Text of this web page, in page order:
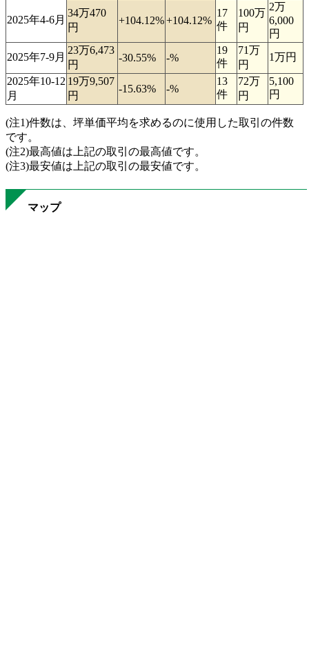
2025年4-6月
34万470
円
+104.12%+104.12%
17
件
100万
円
2万
6,000
円
2025年7-9月
23万6,473
円
-30.55% -%
19
件
71万
円
1万円
2025年10-12
月
19万9,507
円
-15.63% -%
13
件
72万
円
5,100
円
(注1)件数は、坪単価平均を求めるのに使用した取引の件数
です。
(注2)最高値は上記の取引の最高値です。
(注3)最安値は上記の取引の最安値です。
マップ